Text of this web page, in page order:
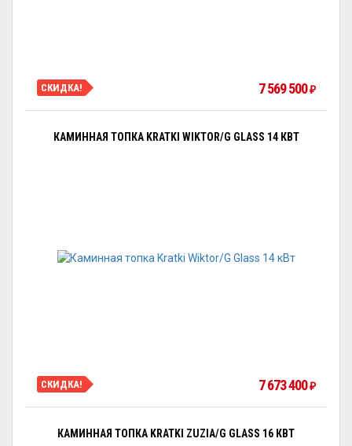
СКИДКА! 7 569 500₽
КАМИННАЯ ТОПКА KRATKI WIKTOR/G GLASS 14 КВТ
СКИДКА! 7 673 400₽
КАМИННАЯ ТОПКА KRATKI ZUZIA/G GLASS 16 КВТ